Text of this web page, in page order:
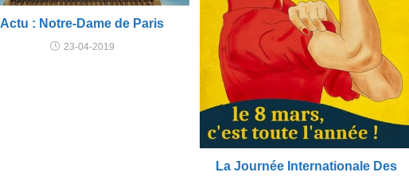
Actu : Notre-Dame de Paris
23-04-2019
La Journée Internationale Des